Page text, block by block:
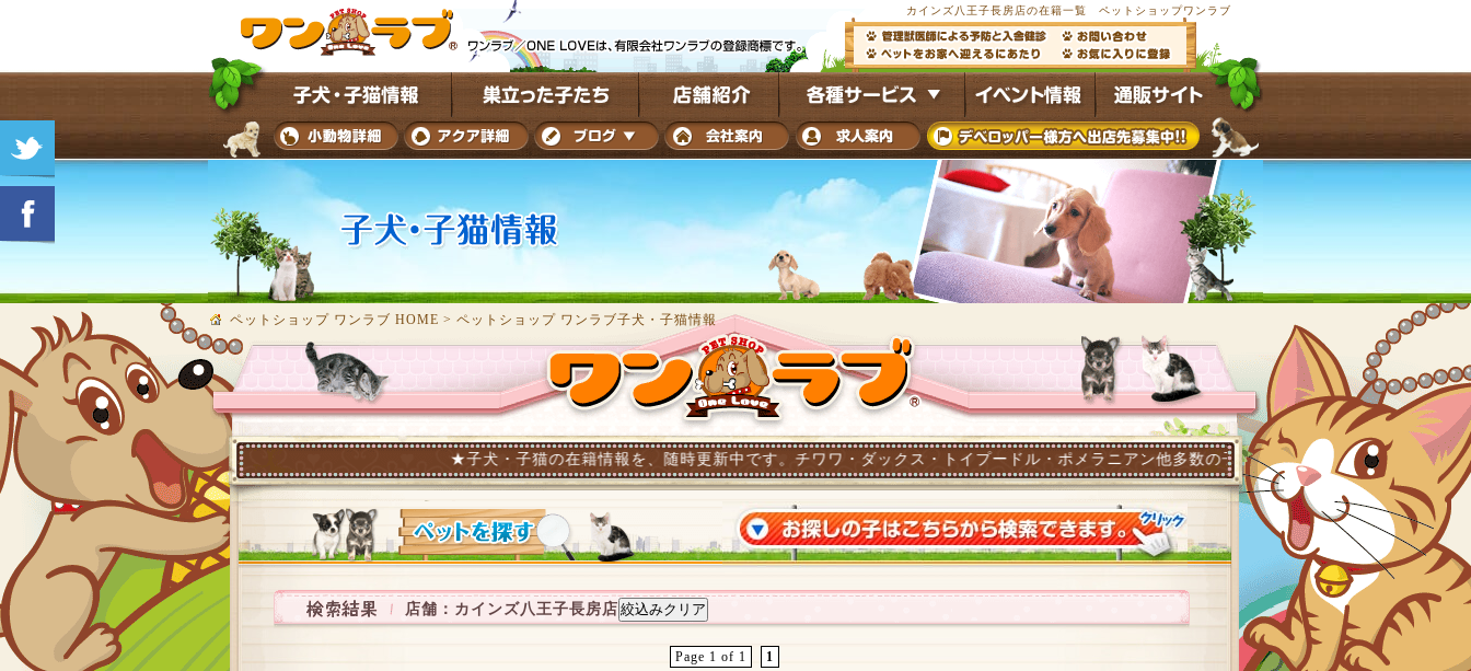
カインズ八王子長房店の在籍一覧 ペットショップワンラブ
ペットショップ ワンラブ HOME > ペットショップ ワンラブ子犬・子猫情報
★子犬・子猫の在籍情報を、随時更新中です。チワワ・ダックス・トイプードル・ポメラニアン他多数の子犬子猫が常時4,500頭以上在籍するペッ
店舗：カインズ八王子長房店
Page 1 of 1 1